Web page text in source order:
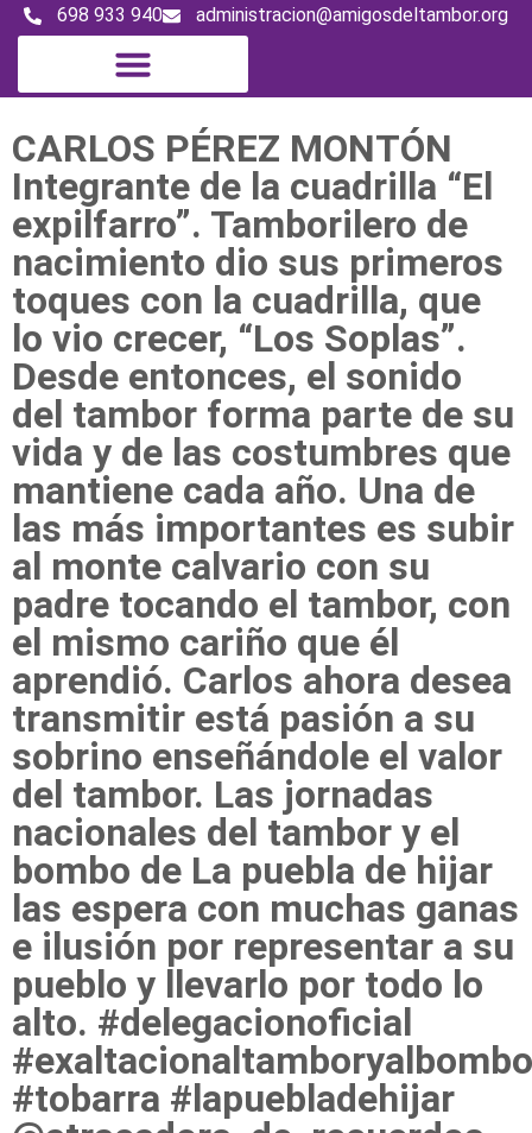
698 933 940 administracion@amigosdeltambor.org
CARLOS PÉREZ MONTÓN
Integrante de la cuadrilla “El
expilfarro”. Tamborilero de
nacimiento dio sus primeros
toques con la cuadrilla, que
lo vio crecer, “Los Soplas”.
Desde entonces, el sonido
del tambor forma parte de su
vida y de las costumbres que
mantiene cada año. Una de
las más importantes es subir
al monte calvario con su
padre tocando el tambor, con
el mismo cariño que él
aprendió. Carlos ahora desea
transmitir está pasión a su
sobrino enseñándole el valor
del tambor. Las jornadas
nacionales del tambor y el
bombo de La puebla de hijar
las espera con muchas ganas
e ilusión por representar a su
pueblo y llevarlo por todo lo
alto. #delegacionoficial
#exaltacionaltamboryalbombo
#tobarra #lapuebladehijar